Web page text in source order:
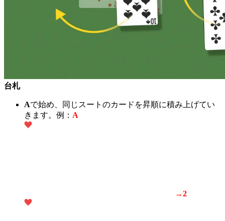
台札
Aで始め、同じスートのカードを昇順に積み上げてい
きます。例： A
→2